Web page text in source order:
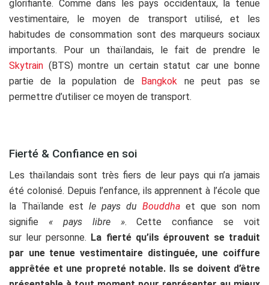
glorifiante. Comme dans les pays occidentaux, la tenue
vestimentaire, le moyen de transport utilisé, et les
habitudes de consommation sont des marqueurs sociaux
importants. Pour un thaïlandais, le fait de prendre le
Skytrain (BTS) montre un certain statut car une bonne
partie de la population de Bangkok ne peut pas se
permettre d’utiliser ce moyen de transport.
Fierté & Confiance en soi
Les thaïlandais sont très fiers de leur pays qui n’a jamais
été colonisé. Depuis l’enfance, ils apprennent à l’école que
la Thaïlande est le pays du Bouddha et que son nom
signifie « pays libre ». Cette confiance se voit
sur leur personne. La fierté qu’ils éprouvent se traduit
par une tenue vestimentaire distinguée, une coiffure
apprêtée et une propreté notable. Ils se doivent d’être